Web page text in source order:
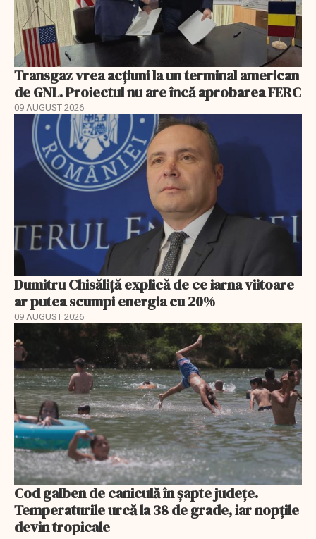
Transgaz vrea acțiuni la un terminal american
de GNL. Proiectul nu are încă aprobarea FERC
09 AUGUST 2026
Dumitru Chisăliță explică de ce iarna viitoare
ar putea scumpi energia cu 20%
09 AUGUST 2026
Cod galben de caniculă în șapte județe.
Temperaturile urcă la 38 de grade, iar nopțile
devin tropicale